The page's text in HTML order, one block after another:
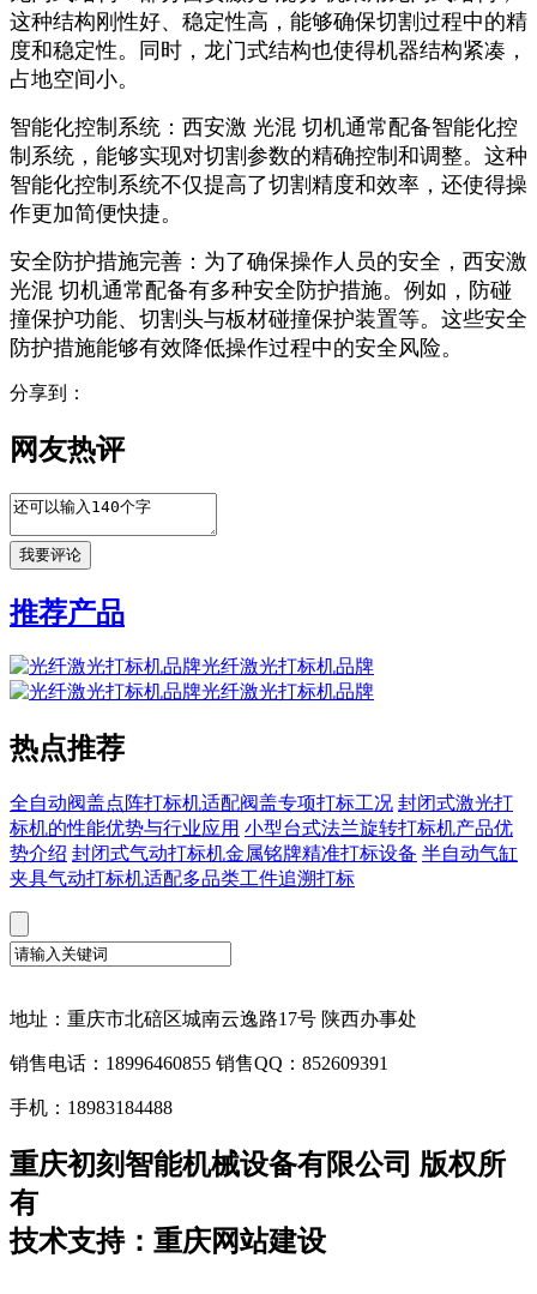
这种结构刚性好、稳定性高，能够确保切割过程中的精
度和稳定性。同时，龙门式结构也使得机器结构紧凑，
占地空间小。
智能化控制系统：西安激 光混 切机通常配备智能化控
制系统，能够实现对切割参数的精确控制和调整。这种
智能化控制系统不仅提高了切割精度和效率，还使得操
作更加简便快捷。
安全防护措施完善：为了确保操作人员的安全，西安激
光混 切机通常配备有多种安全防护措施。例如，防碰
撞保护功能、切割头与板材碰撞保护装置等。这些安全
防护措施能够有效降低操作过程中的安全风险。
分享到：
网友热评
推荐产品
光纤激光打标机品牌
光纤激光打标机品牌
热点推荐
全自动阀盖点阵打标机适配阀盖专项打标工况 封闭式激光打
标机的性能优势与行业应用 小型台式法兰旋转打标机产品优
势介绍 封闭式气动打标机金属铭牌精准打标设备 半自动气缸
夹具气动打标机适配多品类工件追溯打标
地址：重庆市北碚区城南云逸路17号 陕西办事处
销售电话：18996460855 销售QQ：852609391
手机：18983184488
重庆初刻智能机械设备有限公司 版权所
有
技术支持：重庆网站建设